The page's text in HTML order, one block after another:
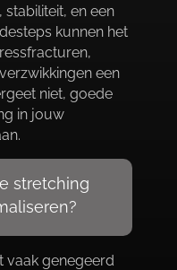
en een
kunnen het
een
niet, goede
in jouw
stretching
vaak genegeerd